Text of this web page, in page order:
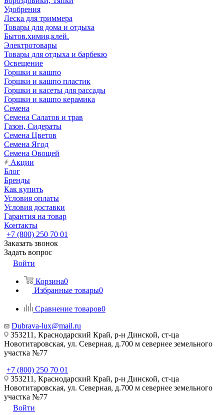
Удобрения
Леска для триммера
Товары для дома и отдыха
Бытов.химия,клей.
Электротовары
Товары для отдыха и барбекю
Освещение
Горшки и кашпо
Горшки и кашпо пластик
Горшки и касеты для рассады
Горшки и кашпо керамика
Семена
Семена Салатов и трав
Газон, Сидераты
Семена Цветов
Семена Ягод
Семена Овощей
Акции
Блог
Бренды
Как купить
Условия оплаты
Условия доставки
Гарантия на товар
Контакты
+7 (800) 250 70 01
Заказать звонок
Задать вопрос
Войти
Корзина0
Избранные товары0
Сравнение товаров0
Dubrava-lux@mail.ru
353211, Краснодарский Край, р-н Динской, ст-ца
Новотитаровская, ул. Северная, д.700 м севернее земельного
участка №77
+7 (800) 250 70 01
353211, Краснодарский Край, р-н Динской, ст-ца
Новотитаровская, ул. Северная, д.700 м севернее земельного
участка №77
Войти